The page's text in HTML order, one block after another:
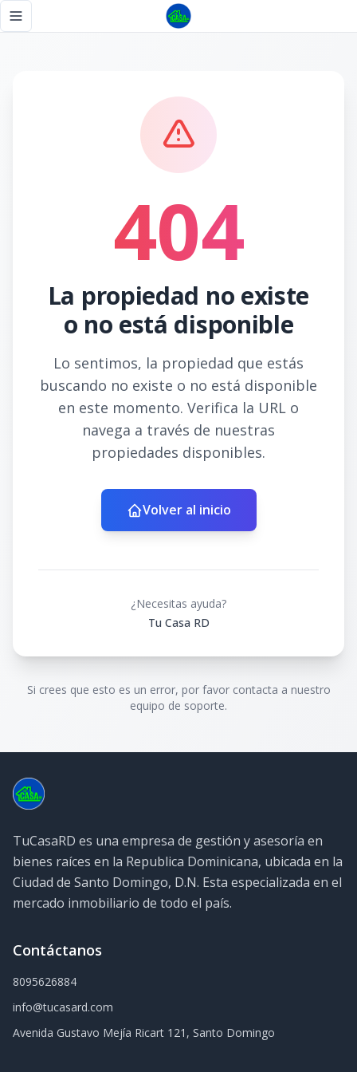
Toggle navigation menu
404
La propiedad no existe
o no está disponible
Lo sentimos, la propiedad que estás
buscando no existe o no está disponible
en este momento. Verifica la URL o
navega a través de nuestras
propiedades disponibles.
Volver al inicio
¿Necesitas ayuda?
Tu Casa RD
Si crees que esto es un error, por favor contacta a nuestro
equipo de soporte.
TuCasaRD es una empresa de gestión y asesoría en
bienes raíces en la Republica Dominicana, ubicada en la
Ciudad de Santo Domingo, D.N. Esta especializada en el
mercado inmobiliario de todo el país.
Contáctanos
8095626884
info@tucasard.com
Avenida Gustavo Mejía Ricart 121, Santo Domingo
Página no encontrada - Tu Casa RD